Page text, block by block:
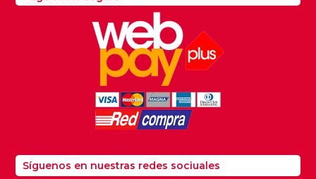
Síguenos en nuestras redes sociuales